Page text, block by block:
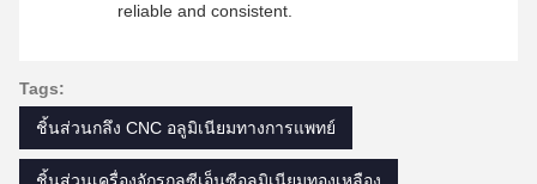
reliable and consistent.
Tags:
ชิ้นส่วนกลึง CNC อลูมิเนียมทางการแพทย์